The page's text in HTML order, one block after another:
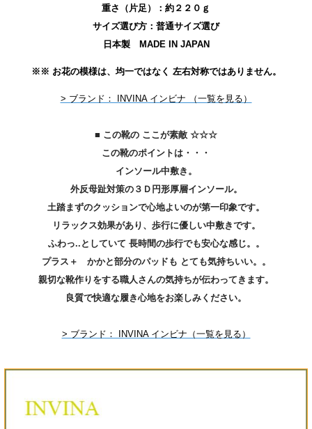
重さ（片足）：約２２０ｇ
サイズ選び方：普通サイズ選び
日本製 MADE IN JAPAN
※※ お花の模様は、均一ではなく 左右対称ではありません。
> ブランド： INVINA インビナ （一覧を見る）
■ この靴の ここが素敵 ☆☆☆
この靴のポイントは・・・
インソール中敷き。
外反母趾対策の３Ｄ円形厚層インソール。
土踏まずのクッションで心地よいのが第一印象です。
リラックス効果があり、歩行に優しい中敷きです。
ふわっ..としていて 長時間の歩行でも安心な感じ。。
プラス＋ かかと部分のパッドも とても気持ちいい。。
親切な靴作りをする職人さんの気持ちが伝わってきます。
良質で快適な履き心地をお楽しみください。
> ブランド： INVINA インビナ（一覧を見る）